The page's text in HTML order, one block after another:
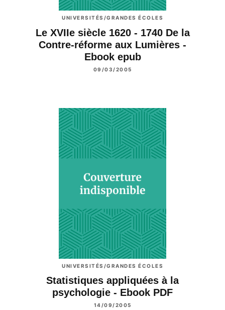
UNIVERSITÉS/GRANDES ÉCOLES
Le XVIIe siècle 1620 - 1740 De la
Contre-réforme aux Lumières -
Ebook epub
09/03/2005
UNIVERSITÉS/GRANDES ÉCOLES
Statistiques appliquées à la
psychologie - Ebook PDF
14/09/2005